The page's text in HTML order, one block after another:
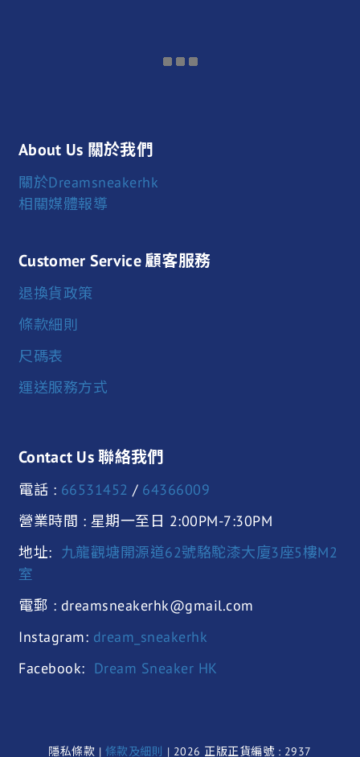
About Us 關於我們
關於Dreamsneakerhk
相關媒體報導
Customer Service 顧客服務
退換貨政策
條款細則
尺碼表
運送服務方式
Contact Us 聯絡我們
電話 : 66531452 / 64366009
營業時間 : 星期一至日 2:00PM-7:30PM
地址:
九龍觀塘開源道62號駱駝漆大廈3座5樓M2
室
電郵 : dreamsneakerhk@gmail.com
Instagram: dream_sneakerhk
Facebook: Dream Sneaker HK
隱私條款 | 條款及細則 | 2026 正版正貨編號 : 2937